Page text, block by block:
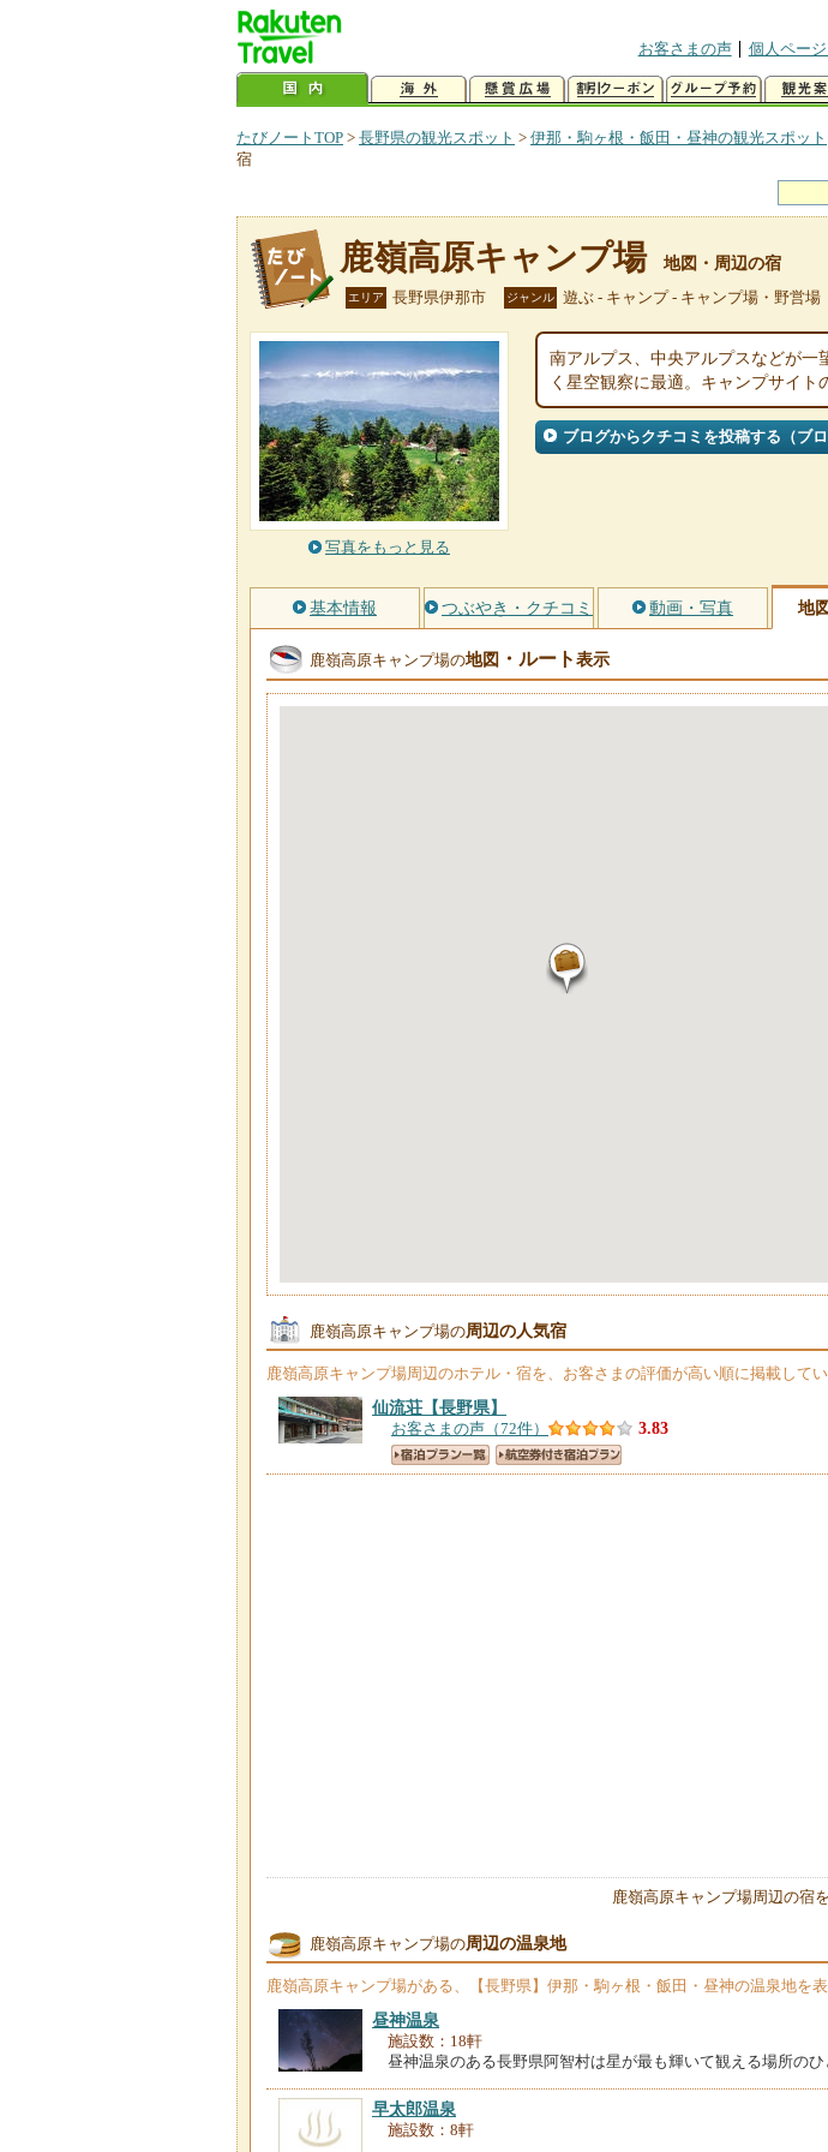
お客さまの声
個人ペー
たびノートTOP > 長野県の観光スポット > 伊那・駒ヶ根・飯田・昼神の観光スポット
宿
鹿嶺高原キャンプ場 地図・周辺の宿
エリア 長野県伊那市 ジャンル 遊ぶ - キャンプ - キャンプ場・野営場
写真をもっと見る
南アルプス、中央アルプスなどが一
く星空観察に最適。キャンプサイト
ブログからクチコミを投稿する（ブロ
基本情報 つぶやき・クチコミ 動画・写真 地
鹿嶺高原キャンプ場の地図 ・ルート表示
鹿嶺高原キャンプ場の周辺の人気宿
鹿嶺高原キャンプ場周辺のホテル・宿を、お客さまの評価が高い順に掲載してい
仙流荘 【長野県】
お客さまの声（72件） 3.83
鹿嶺高原キャンプ場周辺の宿
鹿嶺高原キャンプ場の周辺の温泉地
鹿嶺高原キャンプ場がある、【長野県】伊那・駒ヶ根・飯田・昼神の温泉地を表
昼神温泉
施設数：18軒
昼神温泉のある長野県阿智村は星が最も輝いて観える場所のひ
早太郎温泉
施設数：8軒